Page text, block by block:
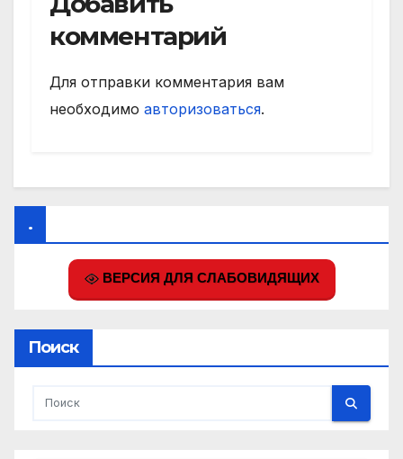
комментарий
Для отправки комментария вам
необходимо авторизоваться.
.
ВЕРСИЯ ДЛЯ СЛАБОВИДЯЩИХ
Поиск